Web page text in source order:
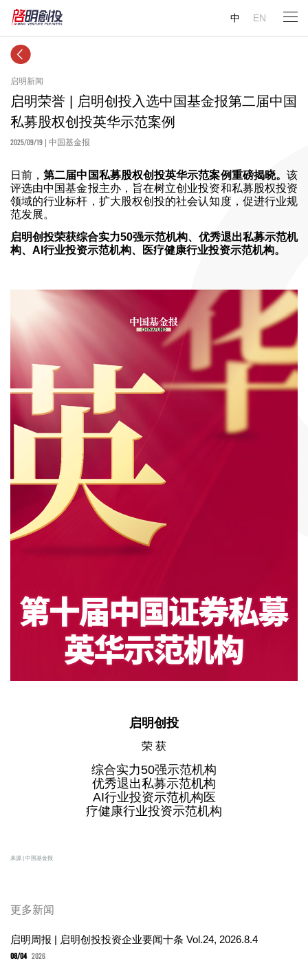
中 EN
启明新闻
启明荣誉 | 启明创投入选中国基金报第二届中国
私募股权创投英华示范案例
2025/09/19 | 中国基金报
日前，第二届中国私募股权创投英华示范案例重磅揭晓。该
评选由中国基金报主办，旨在树立创业投资和私募股权投资
领域的行业标杆，扩大股权创投的社会认知度，促进行业规
范发展。
启明创投荣获综合实力50强示范机构、优秀退出私募示范机
构、AI行业投资示范机构、医疗健康行业投资示范机构。
启明创投
荣 获
综合实力50强示范机构
优秀退出私募示范机构
AI行业投资示范机构医
疗健康行业投资示范机构
来源 | 中国基金报
更多新闻
启明周报 | 启明创投投资企业要闻十条 Vol.24, 2026.8.4
08/04 2026